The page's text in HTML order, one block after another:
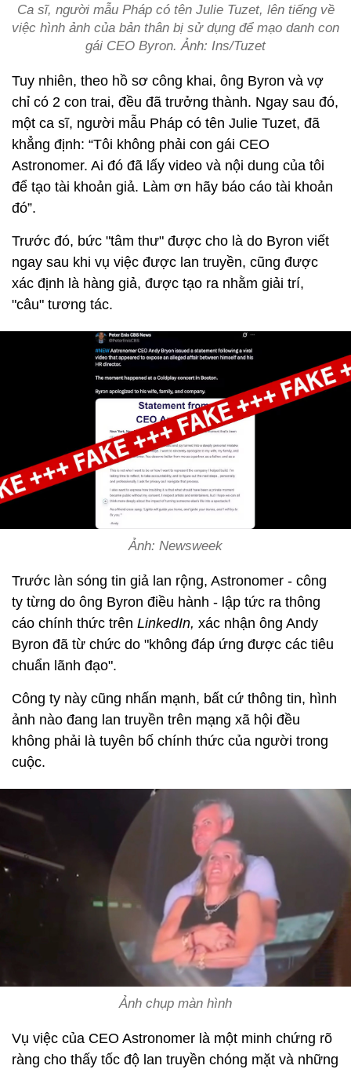
Ca sĩ, người mẫu Pháp có tên Julie Tuzet, lên tiếng về
việc hình ảnh của bản thân bị sử dụng để mạo danh con
gái CEO Byron. Ảnh: Ins/Tuzet
Tuy nhiên, theo hồ sơ công khai, ông Byron và vợ
chỉ có 2 con trai, đều đã trưởng thành. Ngay sau đó,
một ca sĩ, người mẫu Pháp có tên Julie Tuzet, đã
khẳng định: “Tôi không phải con gái CEO
Astronomer. Ai đó đã lấy video và nội dung của tôi
để tạo tài khoản giả. Làm ơn hãy báo cáo tài khoản
đó”.
Trước đó, bức "tâm thư" được cho là do Byron viết
ngay sau khi vụ việc được lan truyền, cũng được
xác định là hàng giả, được tạo ra nhằm giải trí,
"câu" tương tác.
Ảnh: Newsweek
Trước làn sóng tin giả lan rộng, Astronomer - công
ty từng do ông Byron điều hành - lập tức ra thông
cáo chính thức trên LinkedIn, xác nhận ông Andy
Byron đã từ chức do "không đáp ứng được các tiêu
chuẩn lãnh đạo".
Công ty này cũng nhấn mạnh, bất cứ thông tin, hình
ảnh nào đang lan truyền trên mạng xã hội đều
không phải là tuyên bố chính thức của người trong
cuộc.
Ảnh chụp màn hình
Vụ việc của CEO Astronomer là một minh chứng rõ
ràng cho thấy tốc độ lan truyền chóng mặt và những